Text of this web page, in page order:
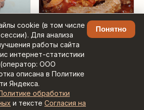
cookie (в том числе
Для анализа
работы сайта
интернет-статистики
ООО
описана в Политике
Яндекса.
обработки
и тексте Согласия на
Понятно
в
Ребра свиные
томленые в томате
поиском ·